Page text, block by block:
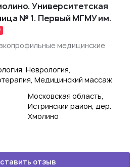
Университетская
№ 1. Первый МГМУ им.
медицинские
Неврология,
Медицинский массаж
Московская область,
Истринский район, дер.
Хмолино
отзыв